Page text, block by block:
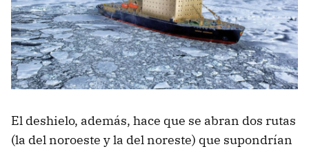
El deshielo, además, hace que se abran dos rutas
(la del noroeste y la del noreste) que supondrían